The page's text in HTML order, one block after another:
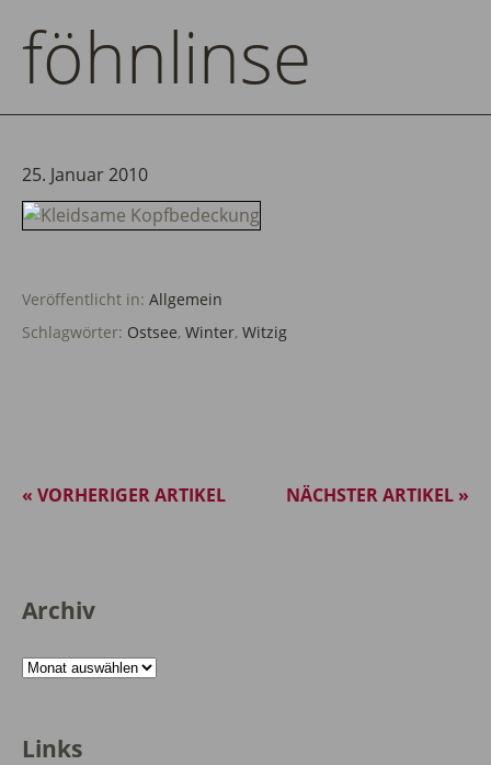
föhnlinse
25. Januar 2010
Veröffentlicht in: Allgemein
Schlagwörter: Ostsee, Winter, Witzig
NÄCHSTER ARTIKEL »
« VORHERIGER ARTIKEL
Archiv
Archiv
Links